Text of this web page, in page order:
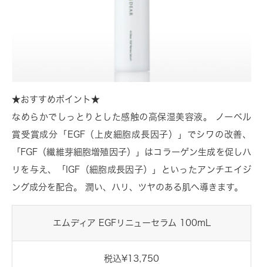
★おすすめポイント★
なめらかでしっとりとした感触の高保湿美容液。 ノーベル
賞受賞成分「EGF（上皮細胞成長因子）」でシワの改善、
「FGF（繊維芽細胞増殖因子）」はコラーゲン生成を促しハ
リを与え、「IGF（細胞成長因子）」といったアンチエイジ
ング成分を配合。 潤い、ハリ、ツヤのある肌へ導きます。
エムディア EGFリニューセラム 100mL
税込¥13,750